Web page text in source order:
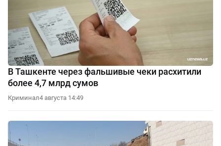
В Ташкенте через фальшивые чеки расхитили
более 4,7 млрд сумов
Криминал4 августа 14:49